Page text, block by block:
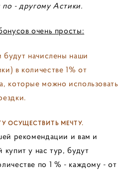
по - другому Астики.
очень просты:
будут начислены наши
в количестве 1% от
которые можно использовать
ОСУЩЕСТВИТЬ МЕЧТУ.
рекомендации и вам и
у нас тур, будут
по 1 % - каждому - от